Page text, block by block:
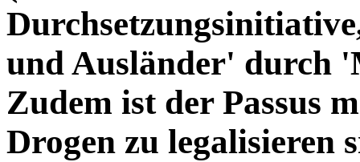
und Ausländer' durch
Zudem ist der Passus
Drogen zu legalisieren